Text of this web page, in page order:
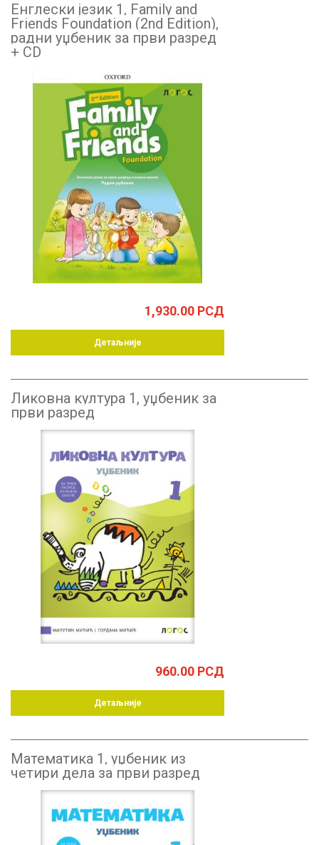
Енглески језик 1, Family and
Friends Foundation (2nd Edition),
радни уџбеник за први разред
+ CD
1,930.00 РСД
Детаљније
Ликовна култура 1, уџбеник за
први разред
960.00 РСД
Детаљније
Математика 1, уџбеник из
четири дела за први разред